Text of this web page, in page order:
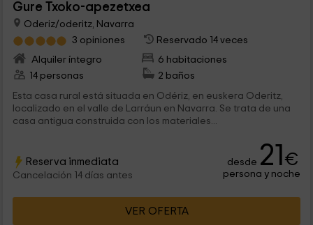
Gure Txoko-apezetxea
Oderiz/oderitz, Navarra
3 opiniones
Reservado 14 veces
Alquiler íntegro
6 habitaciones
14 personas
2 baños
Esta casa rural está situada en Odériz, en euskera Oderitz,
localizado en el valle de Larráun en Navarra. Se trata de una
casa antigua construida con los materiales...
Reserva inmediata
Cancelación 14 días antes
desde 21€
persona y noche
VER OFERTA